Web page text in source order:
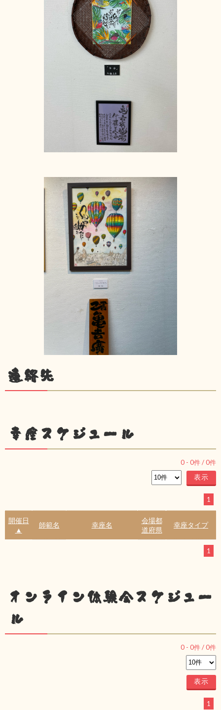
連絡先
幸座スケジュール
0 - 0件 /0件
1
開催日
▲
師範名 幸座名
会場都
道府県
幸座タイプ
1
オンライン体験会スケジュー
ル
0 - 0件 /0件
1